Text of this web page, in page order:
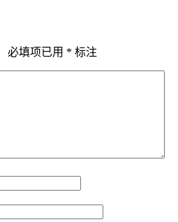
必填项已用 * 标注